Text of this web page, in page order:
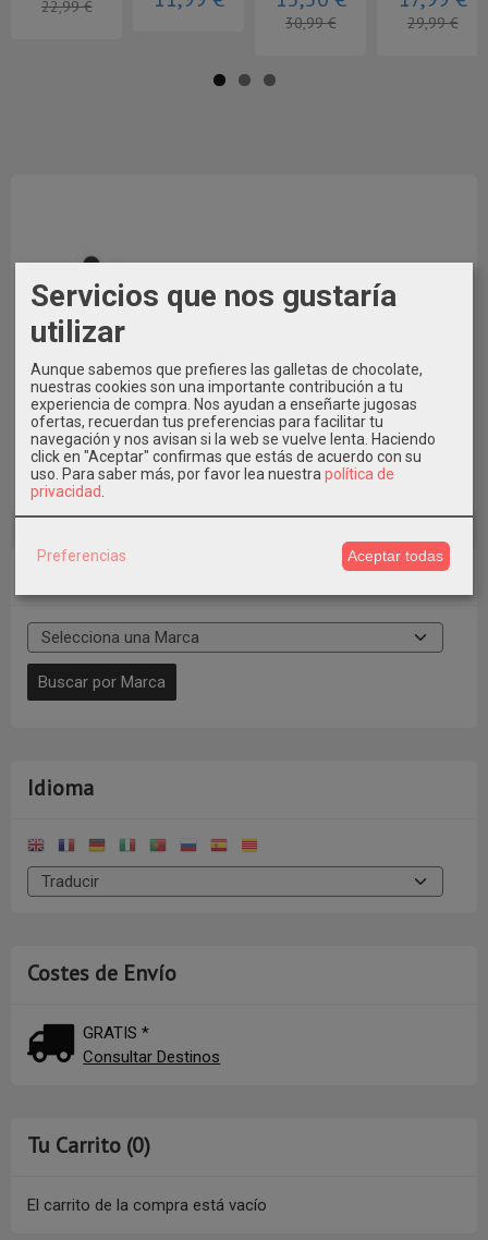
También puedes pagar con Bizum al Tfno. 609546971
indicando en Concepto el Nº de Pedido * Elige la Opción de
Pago con Transferencia al realizar el pedido.
Idioma
Costes de Envío
GRATIS *
Consultar Destinos
Tu Carrito (0)
El carrito de la compra está vacío
22,99 €
30,99 € 29,99 €
Servicios que nos gustaría
utilizar
Aunque sabemos que prefieres las galletas de chocolate,
nuestras cookies son una importante contribución a tu
experiencia de compra. Nos ayudan a enseñarte jugosas
ofertas, recuerdan tus preferencias para facilitar tu
navegación y nos avisan si la web se vuelve lenta. Haciendo
click en "Aceptar" confirmas que estás de acuerdo con su
uso. Para saber más, por favor lea nuestra política de
privacidad
Preferencias Aceptar todas